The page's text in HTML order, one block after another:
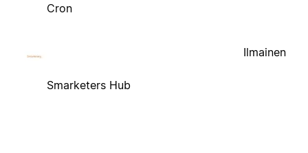
Cron
Smarketers Hub
Ilmainen